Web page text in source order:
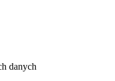
danych